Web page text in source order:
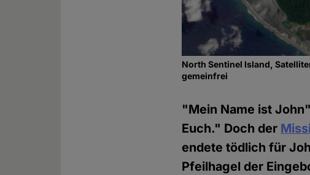
North Sentinel Island,
gemeinfrei
"Mein Name ist
Euch." Doch der
endete tödlich für
Pfeilhagel der